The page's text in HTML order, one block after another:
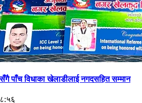
पाँच विधाका खेलाडीलाई नगदसहित सम्मान